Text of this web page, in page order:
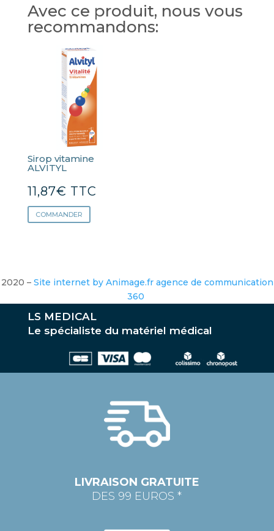
Avec ce produit, nous vous
recommandons:
Sirop vitamine
ALVITYL
11,87€ TTC
COMMANDER
2020 – Site internet by Animage.fr agence de communication
360
LS MEDICAL
Le spécialiste du matériel médical
LIVRAISON GRATUITE
DES 99 EUROS *